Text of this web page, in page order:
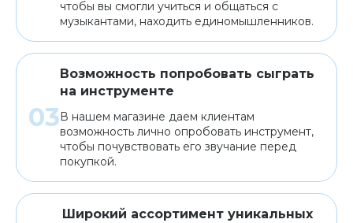
чтобы вы смогли учиться и общаться с
музыкантами, находить единомышленников.
Возможность попробовать сыграть
на инструменте
В нашем магазине даем клиентам
возможность лично опробовать инструмент,
чтобы почувствовать его звучание перед
покупкой.
Широкий ассортимент уникальных